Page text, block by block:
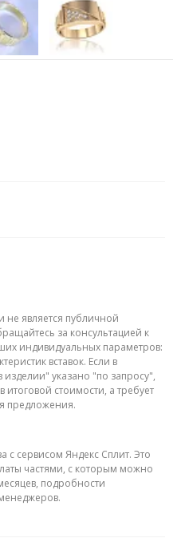
не является публичной
за консультацией к
индивидуальных параметров:
вставок. Если в
указано "по запросу",
итоговой стоимости, а требует
предложения.
с сервисом Яндекс Сплит. Это
частями, с которым можно
подробности